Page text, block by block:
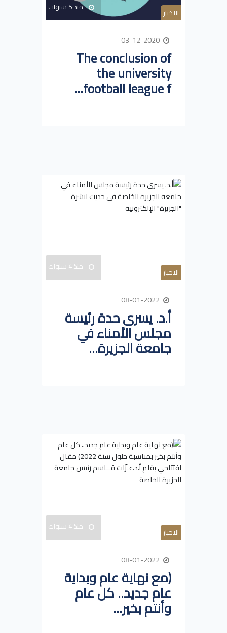
الاخبار منذ 5 سنوات
The conclusion of
the university
football league f...
الاخبار منذ 4 سنوات
أ.د. يسرى حدة رئيسة
مجلس الأمناء في
جامعة الجزيرة...
الاخبار منذ 4 سنوات
(مع نهاية عام وبداية
عام جديد.. كل عام
وأنتم بخير...